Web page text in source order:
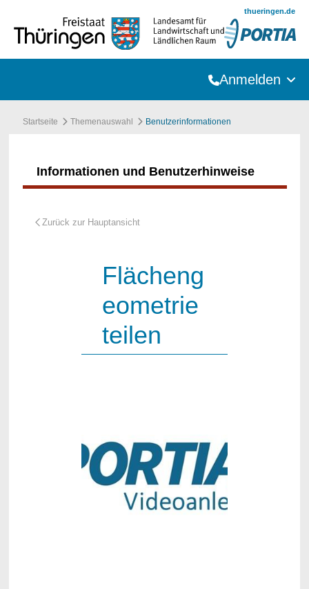
thueringen.de
Anmelden
Startseite Themenauswahl Benutzerinformationen
Informationen und Benutzerhinweise
Flächeng
eometrie
teilen